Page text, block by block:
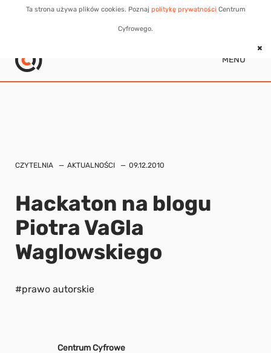
Ta strona używa plików cookies. Poznaj politykę prywatności Centrum
Cyfrowego.
MENU
CZYTELNIA AKTUALNOŚCI 09.12.2010
Hackaton na blogu
Piotra VaGla
Waglowskiego
#prawo autorskie
Centrum Cyfrowe